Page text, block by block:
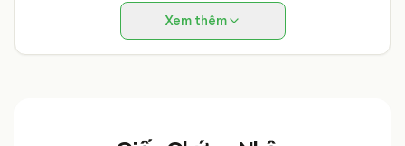
Giá tốt nhất & Ưu đãi hấp dẫn: Tận hưởng
Bolon cạnh tranhcùng vô vàn chương trình khuyến mãi
Xem thêm